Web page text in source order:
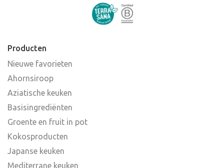
Producten
Nieuwe favorieten
Ahornsiroop
Aziatische keuken
Basisingrediënten
Groente en fruit in pot
Kokosproducten
Japanse keuken
Mediterrane keuken